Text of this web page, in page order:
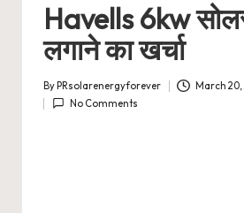
Havells 6kw
लगाने का खर्चा
Posted
by
By PRsolarenergyforever
March 20,
No Comments